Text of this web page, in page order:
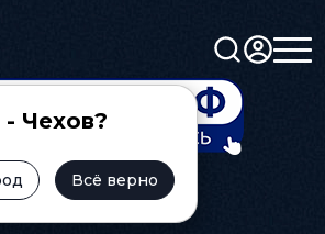
Чехов?
Всё верно
Детям